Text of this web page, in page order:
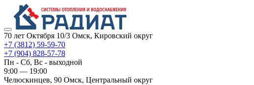
70 лет Октября 10/3 Омск, Кировский округ
+7 (3812) 59-59-70
+7 (904) 828-57-78
Пн - Сб, Вс - выходной
9:00 — 19:00
Челюскинцев, 90 Омск, ​Центральный округ